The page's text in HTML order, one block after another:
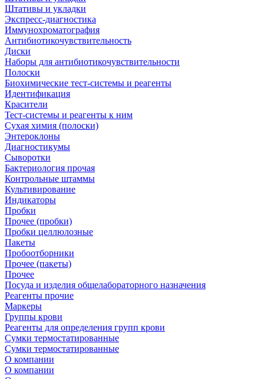
Штативы и укладки
Экспресс-диагностика
Иммунохроматография
Антибиотикочувствительность
Диски
Наборы для антибиотикочувствительности
Полоски
Биохимические тест-системы и реагенты
Идентификация
Красители
Тест-системы и реагенты к ним
Сухая химия (полоски)
Энтероклоны
Диагностикумы
Сыворотки
Бактериология прочая
Контрольные штаммы
Культивирование
Индикаторы
Пробки
Прочее (пробки)
Пробки целлюлозные
Пакеты
Пробоотборники
Прочее (пакеты)
Прочее
Посуда и изделия общелабораторного назначения
Реагенты прочие
Маркеры
Группы крови
Реагенты для определения групп крови
Сумки термостатированные
Сумки термостатированные
О компании
О компании